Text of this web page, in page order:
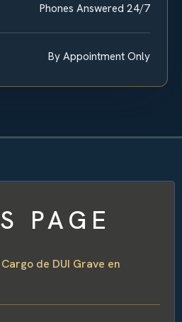
Phones Answered 24/7
By Appointment Only
PAGE
de DUI Grave en